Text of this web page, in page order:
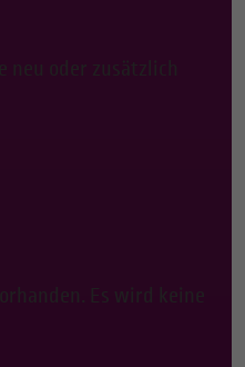
neu oder zusätzlich
Es wird keine